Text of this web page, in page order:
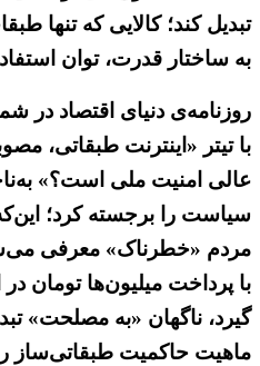
تبدیل کند؛ کالایی که تنها
به ساختار قدرت، توان
با تیتر «اینترنت طبقاتی،
عالی امنیت ملی است؟»
سیاست را برجسته کرد؛
مردم «خطرناک» معرفی
با پرداخت میلیون‌ها تومان
گیرد، ناگهان «به مصلحت»
ماهیت حاکمیت طبقاتی‌ساز